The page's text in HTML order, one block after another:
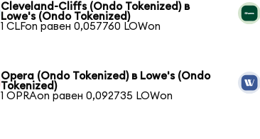
Cleveland-Cliffs (Ondo Tokenized) в
Lowe's (Ondo Tokenized)
1 CLFon равен 0,057760 LOWon
Opera (Ondo Tokenized) в Lowe's (Ondo
Tokenized)
1 OPRAon равен 0,092735 LOWon